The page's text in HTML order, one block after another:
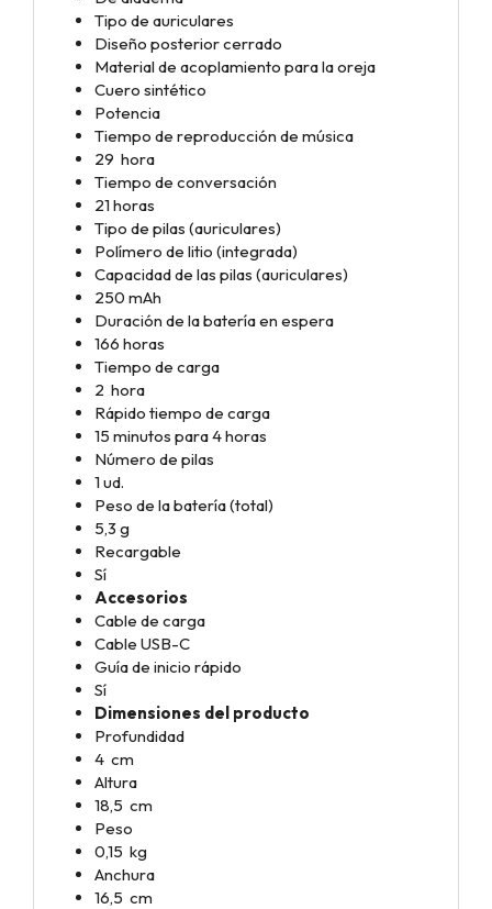
Tipo de auriculares
Diseño posterior cerrado
Material de acoplamiento para la oreja
Cuero sintético
Potencia
Tiempo de reproducción de música
29 hora
Tiempo de conversación
21 horas
Tipo de pilas (auriculares)
Polímero de litio (integrada)
Capacidad de las pilas (auriculares)
250 mAh
Duración de la batería en espera
166 horas
Tiempo de carga
2 hora
Rápido tiempo de carga
15 minutos para 4 horas
Número de pilas
1 ud.
Peso de la batería (total)
5,3 g
Recargable
Sí
Accesorios
Cable de carga
Cable USB-C
Guía de inicio rápido
Sí
Dimensiones del producto
Profundidad
4 cm
Altura
18,5 cm
Peso
0,15 kg
Anchura
16,5 cm